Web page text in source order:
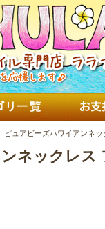
ピュアビーズハワイアンネ
ネックレス